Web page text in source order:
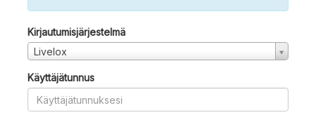
Kirjautumisjärjestelmä
Livelox
Käyttäjätunnus